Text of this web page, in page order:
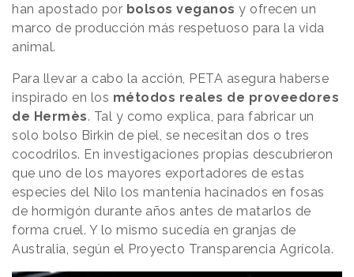
han apostado por bolsos veganos y ofrecen un
marco de producción más respetuoso para la vida
animal.
Para llevar a cabo la acción, PETA asegura haberse
inspirado en los métodos reales de proveedores
de Hermès. Tal y como explica, para fabricar un
solo bolso Birkin de piel, se necesitan dos o tres
cocodrilos. En investigaciones propias descubrieron
que uno de los mayores exportadores de estas
especies del Nilo los mantenía hacinados en fosas
de hormigón durante años antes de matarlos de
forma cruel. Y lo mismo sucedía en granjas de
Australia, según el Proyecto Transparencia Agrícola.